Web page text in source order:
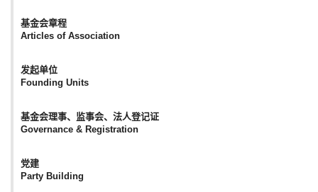
基金会章程
Articles of Association
发起单位
Founding Units
基金会理事、监事会、法人登记证
Governance & Registration
党建
Party Building